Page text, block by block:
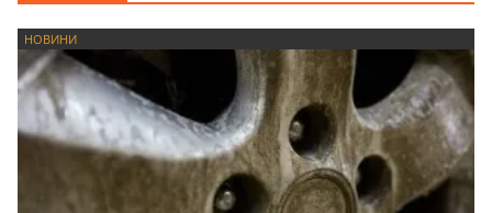
НОВИНИ